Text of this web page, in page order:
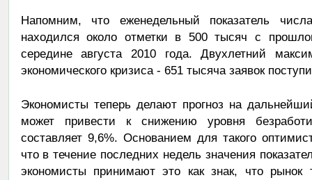
Напомним, что еженедельный показатель
находился около отметки в 500 тысяч с
середине августа 2010 года. Двухлетний
экономического кризиса - 651 тысяча заявок
Экономисты теперь делают прогноз на
может привести к снижению уровня
составляет 9,6%. Основанием для такого
что в течение последних недель значения
экономисты принимают это как знак, что рынок